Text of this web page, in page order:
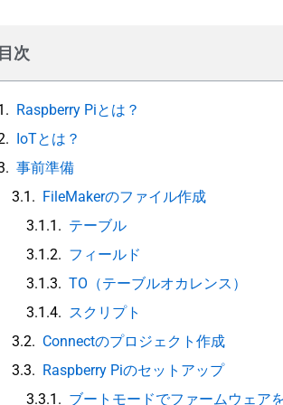
目次
Raspberry Piとは？
IoTとは？
事前準備
FileMakerのファイル作成
テーブル
フィールド
TO（テーブルオカレンス）
スクリプト
Connectのプロジェクト作成
Raspberry Piのセットアップ
ブートモードでファームウェア